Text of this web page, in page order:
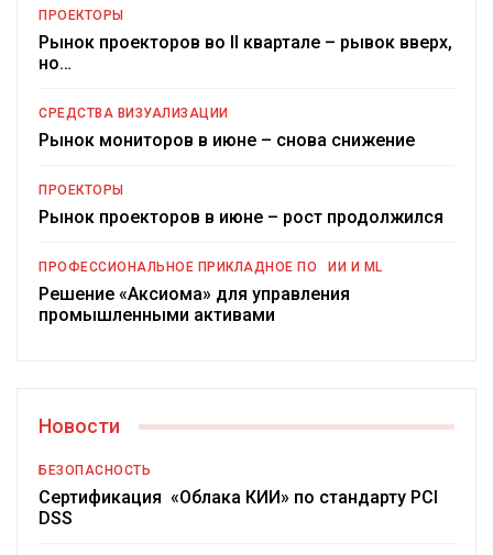
ПРОЕКТОРЫ
Рынок проекторов во II квартале – рывок вверх,
но…
СРЕДСТВА ВИЗУАЛИЗАЦИИ
Рынок мониторов в июне – снова снижение
ПРОЕКТОРЫ
Рынок проекторов в июне – рост продолжился
ПРОФЕССИОНАЛЬНОЕ ПРИКЛАДНОЕ ПО ИИ И ML
Решение «Аксиома» для управления
промышленными активами
Новости
БЕЗОПАСНОСТЬ
Сертификация «Облака КИИ» по стандарту PCI
DSS